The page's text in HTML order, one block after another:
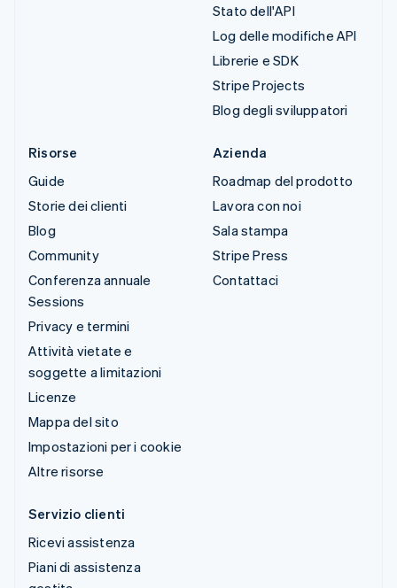
Stato dell'API
Log delle modifiche API
Librerie e SDK
Stripe Projects
Blog degli sviluppatori
Risorse
Guide
Storie dei clienti
Blog
Community
Conferenza annuale
Sessions
Privacy e termini
Attività vietate e
soggette a limitazioni
Licenze
Mappa del sito
Impostazioni per i cookie
Altre risorse
Azienda
Roadmap del prodotto
Lavora con noi
Sala stampa
Stripe Press
Contattaci
Servizio clienti
Ricevi assistenza
Piani di assistenza